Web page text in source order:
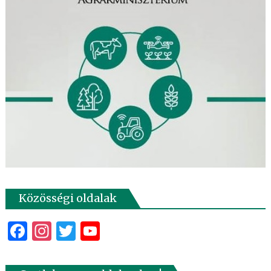
Közösségi oldalak
Facebook
Instagram
Twitter
YouTube